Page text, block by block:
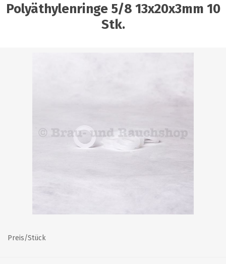
Polyäthylenringe 5/8 13x20x3mm 10
Stk.
Preis/Stück